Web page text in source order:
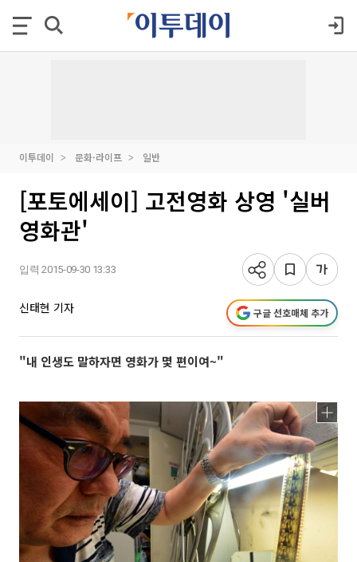
이투데이 문화·라이프 일반
[포토에세이] 고전영화 상영 '실버
영화관'
입력 2015-09-30 13:33
신태현 기자 구글 선호매체 추가
"내 인생도 말하자면 영화가 몇 편이여~"